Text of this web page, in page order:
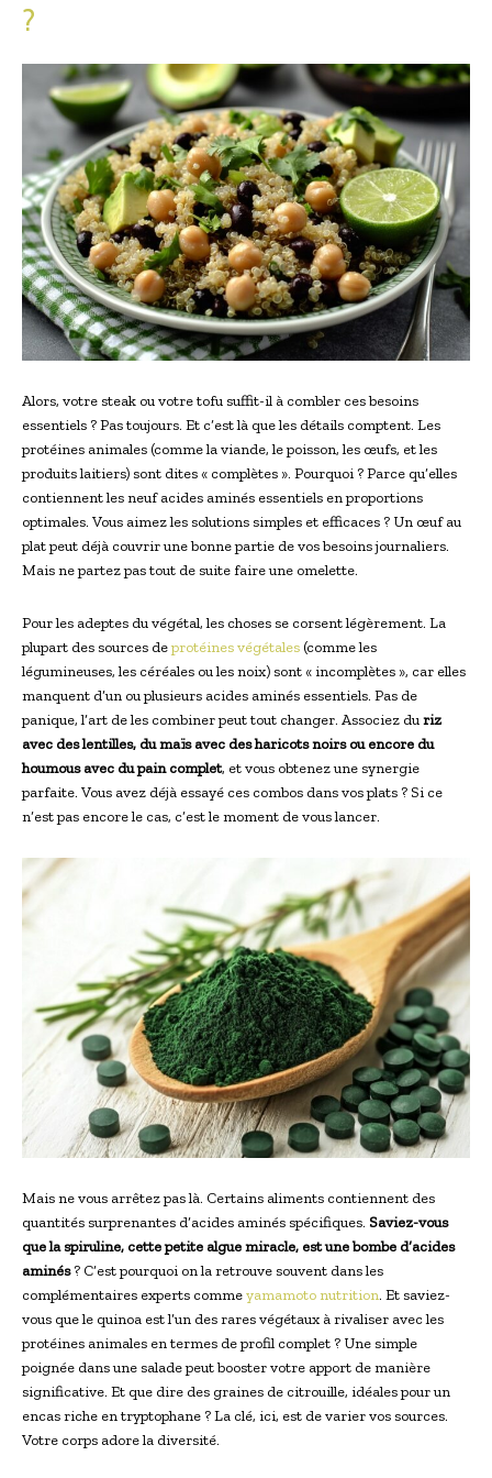
?
Alors, votre steak ou votre tofu suffit-il à combler ces besoins
essentiels ? Pas toujours. Et c’est là que les détails comptent. Les
protéines animales (comme la viande, le poisson, les œufs, et les
produits laitiers) sont dites « complètes ». Pourquoi ? Parce qu’elles
contiennent les neuf acides aminés essentiels en proportions
optimales. Vous aimez les solutions simples et efficaces ? Un œuf au
plat peut déjà couvrir une bonne partie de vos besoins journaliers.
Mais ne partez pas tout de suite faire une omelette.
Pour les adeptes du végétal, les choses se corsent légèrement. La
plupart des sources deprotéines végétales (comme les
légumineuses, les céréales ou les noix) sont « incomplètes », car elles
manquent d’un ou plusieurs acides aminés essentiels. Pas de
panique, l’art de les combiner peut tout changer. Associez duriz
avec des lentilles, du maïs avec des haricots noirs ou encore du
houmous avec du pain complet, et vous obtenez une synergie
parfaite. Vous avez déjà essayé ces combos dans vos plats ? Si ce
n’est pas encore le cas, c’est le moment de vous lancer.
Mais ne vous arrêtez pas là. Certains aliments contiennent des
quantités surprenantes d’acides aminés spécifiques. Saviez-vous
que la spiruline, cette petite algue miracle, est une bombe d’acides
aminés? C’est pourquoi on la retrouve souvent dans les
complémentaires experts commeyamamoto nutrition. Et saviez-
vous que le quinoa est l’un des rares végétaux à rivaliser avec les
protéines animales en termes de profil complet ? Une simple
poignée dans une salade peut booster votre apport de manière
significative. Et que dire des graines de citrouille, idéales pour un
encas riche en tryptophane ? La clé, ici, est de varier vos sources.
Votre corps adore la diversité.